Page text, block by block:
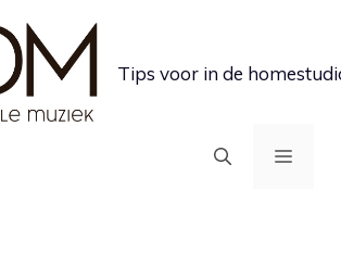
Tips voor in de
MENU